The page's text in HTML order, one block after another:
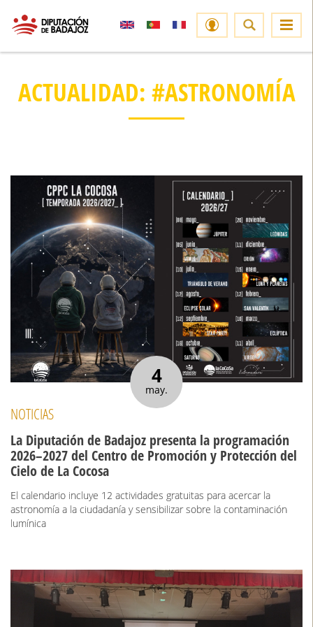
ACTUALIDAD: #ASTRONOMÍA
4
may.
NOTICIAS
La Diputación de Badajoz presenta la programación
2026–2027 del Centro de Promoción y Protección del
Cielo de La Cocosa
El calendario incluye 12 actividades gratuitas para acercar la
astronomía a la ciudadanía y sensibilizar sobre la contaminación
lumínica